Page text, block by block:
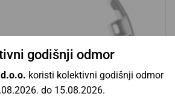
godišnji odmor
koristi kolektivni godišnji odmor
do 15.08.2026.